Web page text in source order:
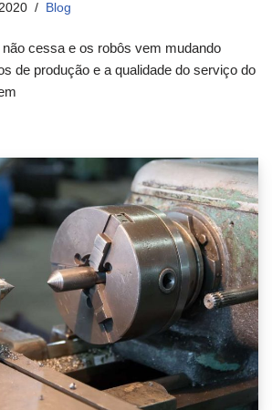
Blog
cessa e os robôs vem mudando
de produção e a qualidade do serviço do